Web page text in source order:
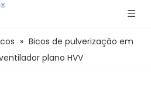
» Bicos de pulverização em
plano HVV